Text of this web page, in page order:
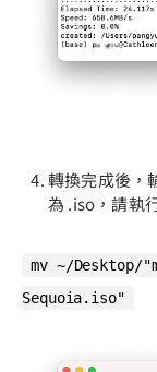
轉換完成後，
為 .iso，請執
mv ~/Desktop/
Sequoia.iso"